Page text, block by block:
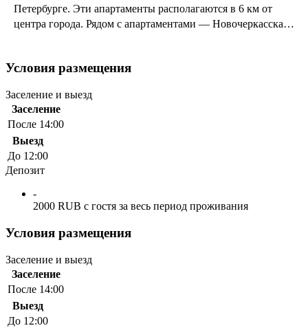
Петербурге. Эти апартаменты располагаются в 6 км от
центра города. Рядом с апартаментами — Новочеркасская,
Условия размещения
Заселение и выезд
Заселение
После 14:00
Выезд
До 12:00
Депозит
-
2000 RUB с гостя за весь период проживания
Условия размещения
Заселение и выезд
Заселение
После 14:00
Выезд
До 12:00